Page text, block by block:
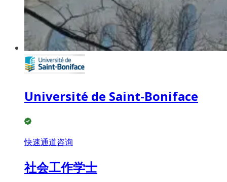
Université de Saint-Boniface
快速通道咨询
社会工作学士